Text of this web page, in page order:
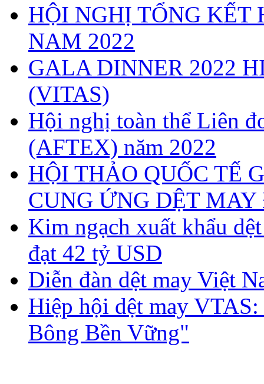
HỘI NGHỊ TỔNG KẾT
NAM 2022
GALA DINNER 2022
(VITAS)
Hội nghị toàn thể Liên
(AFTEX) năm 2022
HỘI THẢO QUỐC TẾ
CUNG ỨNG DỆT
Kim ngạch xuất khẩu
đạt 42 tỷ USD
Diễn đàn dệt may Việt
Hiệp hội dệt may
Bông Bền Vững"